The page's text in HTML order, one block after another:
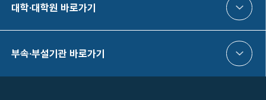
대학·대학원 바로가기
부속·부설기관 바로가기